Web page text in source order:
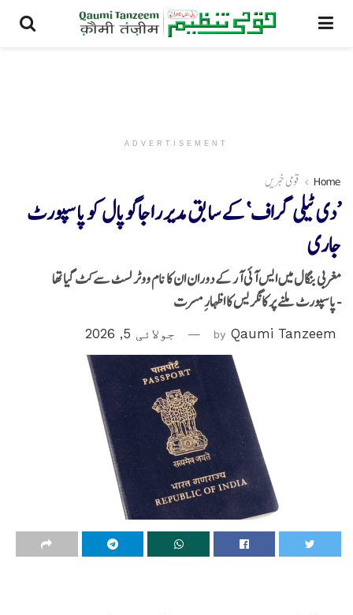
ADVERTISEMENT
Home قومی خبریں
’دی ٹیلی گراف‘ کے سابق مدیر راجاگوپال کو پاسپورٹ
جاری
مغربی بنگال میں ایس آئی آر کے دوران ان کا نام ووٹر لسٹ سے کٹ گیا تھا
-پاسپورٹ ملنے پر کانگریس کا اظہارِ مسرت
by Qaumi Tanzeem جولائی 5, 2026